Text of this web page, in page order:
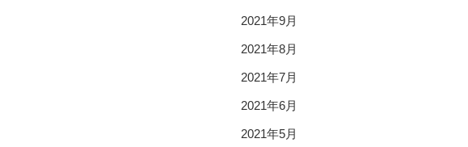
2021年9月
2021年8月
2021年7月
2021年6月
2021年5月